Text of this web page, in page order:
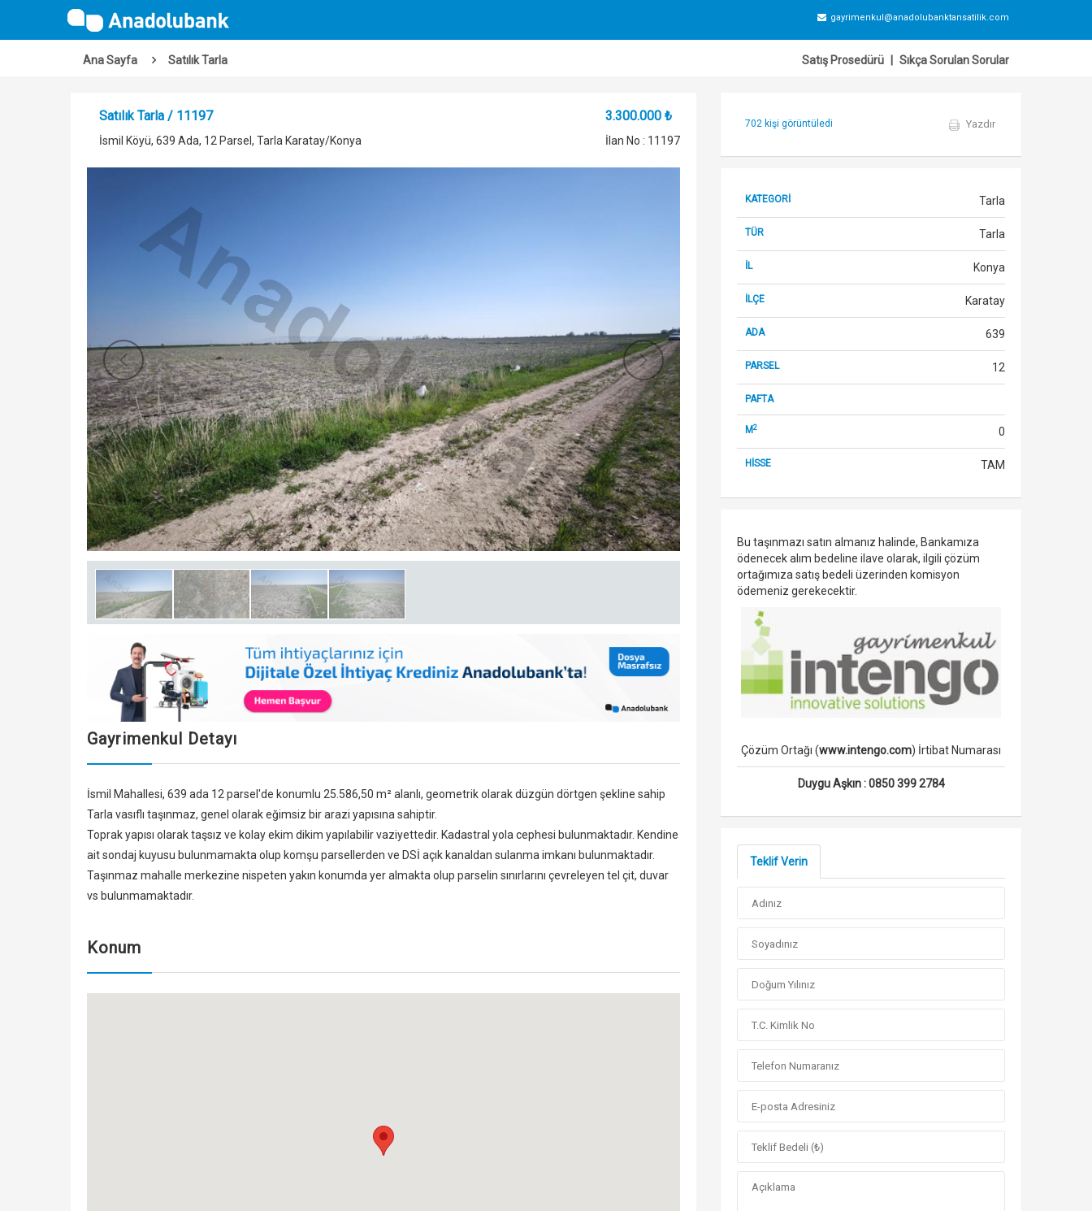
gayrimenkul@anadolubanktansatilik.com
Ana Sayfa Satılık Tarla Satış Prosedürü Sıkça Sorulan Sorular
Satılık Tarla / 11197
İsmil Köyü, 639 Ada, 12 Parsel, Tarla Karatay/Konya
3.300.000 ₺
İlan No : 11197
Gayrimenkul Detayı
İsmil Mahallesi, 639 ada 12 parsel'de konumlu 25.586,50 m² alanlı, geometrik olarak düzgün dörtgen şekline sahip
Tarla vasıflı taşınmaz, genel olarak eğimsiz bir arazi yapısına sahiptir.
Toprak yapısı olarak taşsız ve kolay ekim dikim yapılabilir vaziyettedir. Kadastral yola cephesi bulunmaktadır. Kendine
ait sondaj kuyusu bulunmamakta olup komşu parsellerden ve DSİ açık kanaldan sulanma imkanı bulunmaktadır.
Taşınmaz mahalle merkezine nispeten yakın konumda yer almakta olup parselin sınırlarını çevreleyen tel çit, duvar
vs bulunmamaktadır.
Konum
702 kişi görüntüledi Yazdır
KATEGORİ Tarla
TÜR Tarla
İL Konya
İLÇE Karatay
ADA 639
PARSEL 12
PAFTA
M 2 0
HİSSE TAM
Bu taşınmazı satın almanız halinde, Bankamıza
ödenecek alım bedeline ilave olarak, ilgili çözüm
ortağımıza satış bedeli üzerinden komisyon
ödemeniz gerekecektir.
Çözüm Ortağı (www.intengo.com) İrtibat Numarası
Duygu Aşkın :0850 399 2784
Teklif Verin